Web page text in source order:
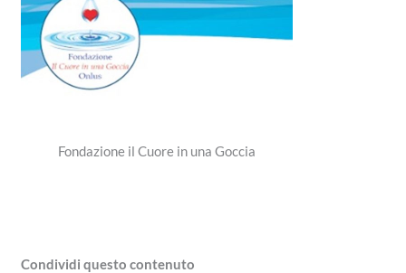
Fondazione il Cuore in una Goccia
Condividi questo contenuto